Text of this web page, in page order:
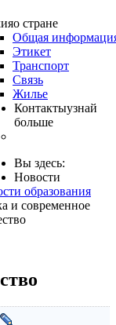
о стране
Общая
Этикет
Транспорт
Связь
Жилье
Контактыузнай
больше
Вы здесь:
Новости
образования
и современное